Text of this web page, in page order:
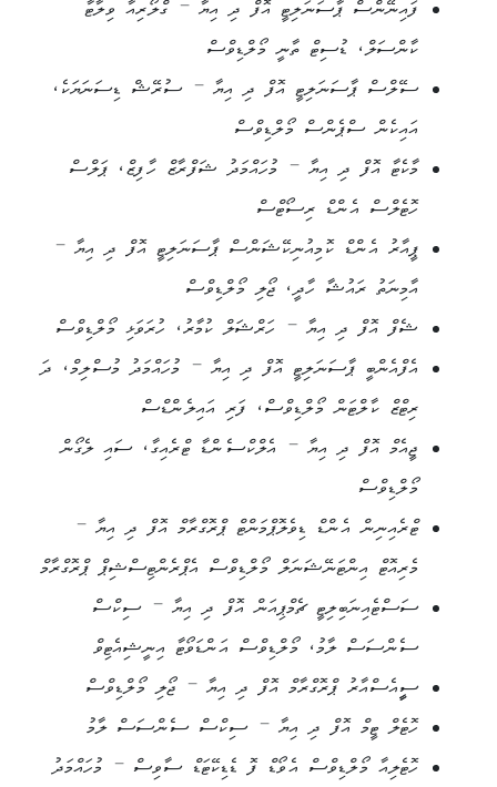
ފައިނޭންސް ޕާސަނަލިޓީ އޮފް ދި އިޔާ – ގްލޯރިއާ ވިލާޓާ
ކާންސަލް، ޑުސިޓް ތާނީ މޯލްޑިވްސް
ސޭލްސް ޕާސަނަލިޓީ އޮފް ދި އިޔާ – ސުރޭޝް ޑިސަނަޔަކެ،
އައިކެން ސްޕެންސް މޯލްޑިވްސް
މާކެޓާ އޮފް ދި އިޔާ – މުހައްމަދު ޝަފްރާޒް ހާފިޒް، ޕަލްސް
ހޮޓެލްސް އެންޑް ރިސޯޓްސް
ޕީއާރު އެންޑް ކޮމިއުނިކޭޝަންސް ޕާސަނަލިޓީ އޮފް ދި އިޔާ –
އާމިނަތު ރައުޝާ ހާދީ، ޖޯލި މޯލްޑިވްސް
ޝެފް އޮފް ދި އިޔާ – ހަރްޝަލް ކުމާރު، ހުރަވަޅި މޯލްޑިވްސް
އެފްއެންބީ ޕާސަނަލިޓީ އޮފް ދި އިޔާ – މުހައްމަދު މުސްލިމް، ދަ
ރިޓްޒް ކާލްޓަން މޯލްޑިވްސް، ފަރި އައިލެންޑްސް
ޖީއެމް އޮފް ދި އިޔާ – އެލްކްސެންޑާ ޓްރެއިގާ، ސައި ލެގޯން
މޯލްޑިވްސް
ޓްރެއިނިން އެންޑް ޑިވެލޮޕްމަންޓް ޕްރޮގްރާމް އޮފް ދި އިޔާ –
މެރިއޮޓް އިންޓަނޭޝަނަލް މޯލްޑިވްސް އެޕްރެންޓިސްޝިޕް ޕްރޮގްރާމް
ސަސްޓެއިނަބިލިޓީ ޗެމްޕިއަން އޮފް ދި އިޔާ – ސިކްސް
ސެންސަސް ލާމު، މޯލްޑިވްސް އަންޑަވޯޓާ އިނީޝިއެޓިވް
ސީީއެސްއާރު ޕްރޮގްރާމް އޮފް ދި އިޔާ – ޖޯލި މޯލްޑިވްސް
ހޮޓެލް ޓީމް އޮފް ދި އިޔާ – ސިކްސް ސެންސަސް ލާމު
ހޮޓެލިއާ މޯލްޑިވްސް އެވޯޑް ފޮ ޑެޑިކޭޓަޑް ސާވިސް – މުހައްމަދު